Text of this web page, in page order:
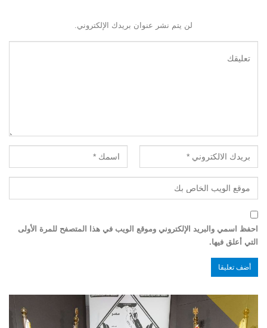
لن يتم نشر عنوان بريدك الإلكتروني.
احفظ اسمي والبريد الإلكتروني وموقع الويب في هذا المتصفح للمرة الأولى
التي أعلق فيها.